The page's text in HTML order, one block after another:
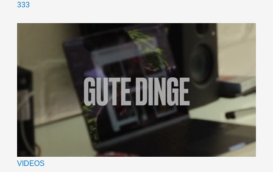
333
VIDEOS